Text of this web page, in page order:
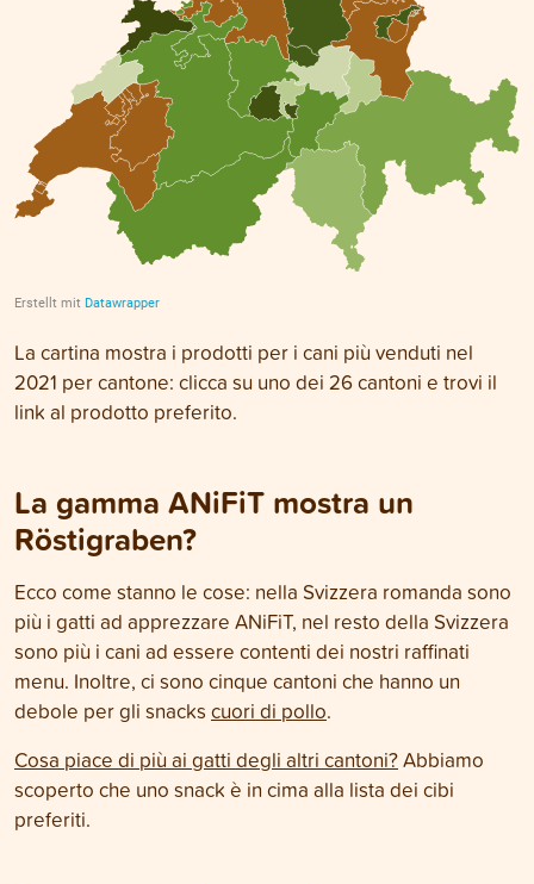
La cartina mostra i prodotti per i cani più venduti nel
2021 per cantone: clicca su uno dei 26 cantoni e trovi il
link al prodotto preferito.
La gamma ANiFiT mostra un
Röstigraben?
Ecco come stanno le cose: nella Svizzera romanda sono
più i gatti ad apprezzare ANiFiT, nel resto della Svizzera
sono più i cani ad essere contenti dei nostri raffinati
menu. Inoltre, ci sono cinque cantoni che hanno un
debole per gli snacks cuori di pollo.
Cosa piace di più ai gatti degli altri cantoni?Abbiamo
scoperto che uno snack è in cima alla lista dei cibi
preferiti.